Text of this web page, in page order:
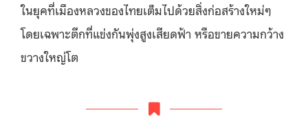
ในยุคที่เมืองหลวงของไทยเต็มไปด้วยสิ่งก่อสร้างใหม่ๆ
โดยเฉพาะตึกที่แข่งกันพุ่งสูงเสียดฟ้า หรือขายความกว้าง
ขวางใหญ่โต